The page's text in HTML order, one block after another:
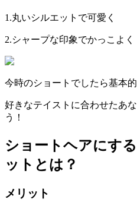
1.丸いシルエットで可愛く
2.シャープな印象でかっこよく
今時のショートでしたら基本
好きなテイストに合わせたあ
う！
ショートヘアにす
ットとは？
メリット